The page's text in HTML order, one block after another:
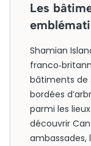
Les
Shamian
bâtiments de
bordées
parmi les
découvrir
ambassades,